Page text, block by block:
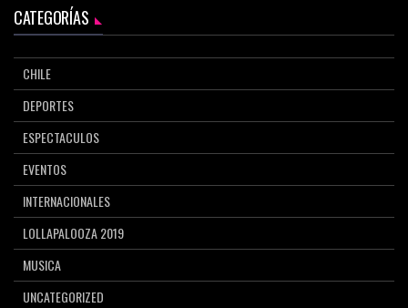
CATEGORÍAS
CHILE
DEPORTES
ESPECTACULOS
EVENTOS
INTERNACIONALES
LOLLAPALOOZA 2019
MUSICA
UNCATEGORIZED